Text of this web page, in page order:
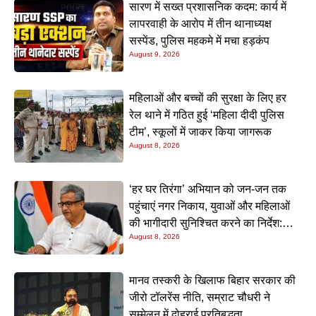
सारण में सख्त प्रशासनिक कदम: कार्य में
लापरवाही के आरोप में तीन थानाध्यक्ष
सस्पेंड, पुलिस महकमे में मचा हड़कंप
August 9, 2026
महिलाओं और बच्चों की सुरक्षा के लिए हर
रेल थाने में गठित हुई ‘महिला दीदी पुलिस
टीम’, स्कूलों में जाकर किया जागरूक
August 8, 2026
‘हर घर तिरंगा’ अभियान को जन-जन तक
पहुंचाएं नगर निकाय, युवाओं और महिलाओं
की भागीदारी सुनिश्चित करने का निर्देश:
नीतीश मिश्रा
August 8, 2026
मानव तस्करी के खिलाफ बिहार सरकार की
जीरो टॉलरेंस नीति, सम्राट चौधरी ने